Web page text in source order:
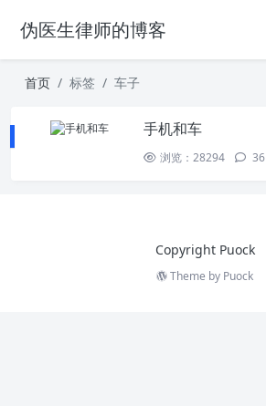
伪医生律师的博客
首页 标签 车子
手机和车
浏览：28294 36
Copyright Puock
Theme by Puock